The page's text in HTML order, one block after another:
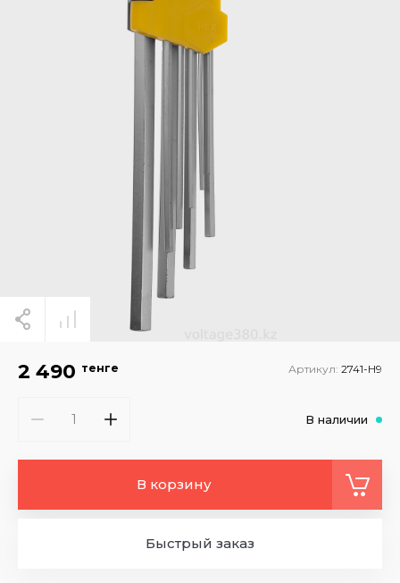
2 490 тенге Артикул: 2741-H9
В наличии
В корзину
Быстрый заказ